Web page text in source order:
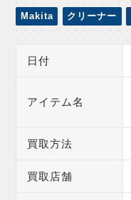
Makita クリーナー
日付
アイテム名
買取方法
買取店舗